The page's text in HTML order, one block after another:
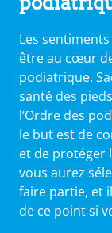
Les
être au cœur
podiatrique.
santé des
l’Ordre des
le but est de
et de protéger
vous aurez
faire partie, et
de ce point si